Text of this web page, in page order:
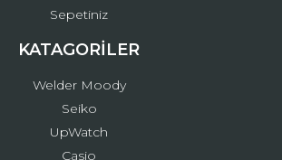
Sepetiniz
KATAGORİLER
Welder Moody
Seiko
UpWatch
Casio